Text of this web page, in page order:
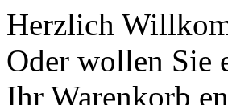
Herzlich
Oder wollen Sie
Ihr Warenkorb